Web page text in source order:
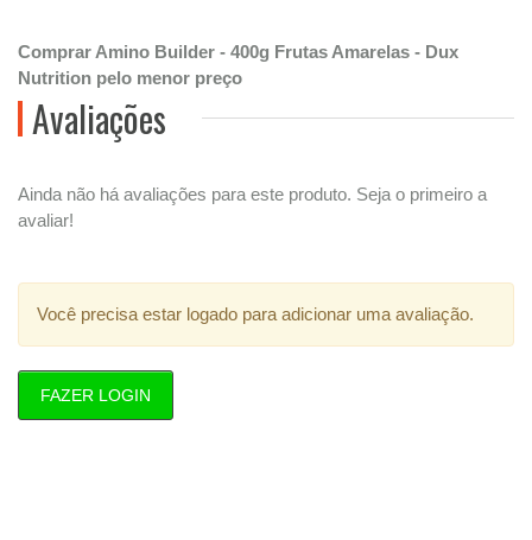
Comprar Amino Builder - 400g Frutas Amarelas - Dux
Nutrition pelo menor preço
Avaliações
Ainda não há avaliações para este produto. Seja o primeiro a
avaliar!
Você precisa estar logado para adicionar uma avaliação.
FAZER LOGIN